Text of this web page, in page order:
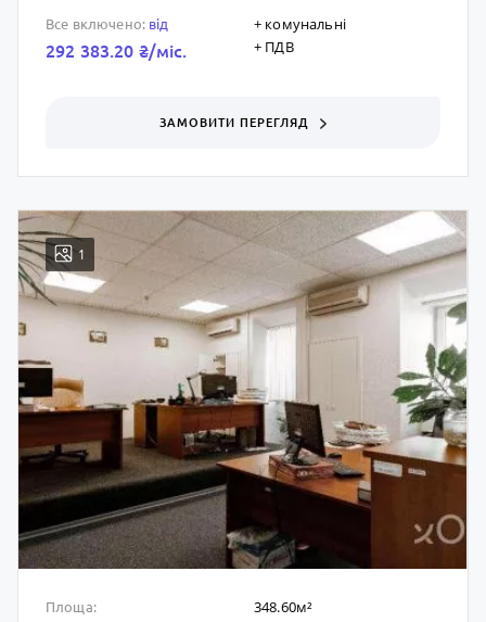
Все включено: від
292 383.20 ₴/мic.
+ комунальні
+ ПДВ
ЗАМОВИТИ ПЕРЕГЛЯД
1
Площа: 348.60м²